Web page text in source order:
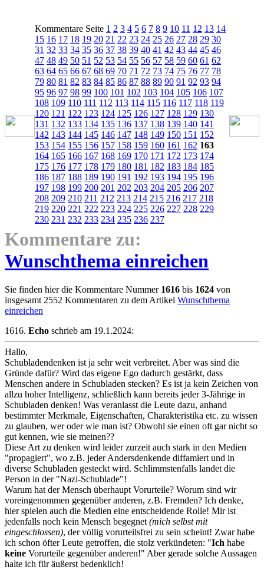
Kommentare Seite 1 2 3 4 5 6 7 8 9 10 11 12 13 14
15 16 17 18 19 20 21 22 23 24 25 26 27 28 29 30
31 32 33 34 35 36 37 38 39 40 41 42 43 44 45 46
47 48 49 50 51 52 53 54 55 56 57 58 59 60 61 62
63 64 65 66 67 68 69 70 71 72 73 74 75 76 77 78
79 80 81 82 83 84 85 86 87 88 89 90 91 92 93 94
95 96 97 98 99 100 101 102 103 104 105 106 107
108 109 110 111 112 113 114 115 116 117 118 119
120 121 122 123 124 125 126 127 128 129 130
131 132 133 134 135 136 137 138 139 140 141
142 143 144 145 146 147 148 149 150 151 152
153 154 155 156 157 158 159 160 161 162 163
164 165 166 167 168 169 170 171 172 173 174
175 176 177 178 179 180 181 182 183 184 185
186 187 188 189 190 191 192 193 194 195 196
197 198 199 200 201 202 203 204 205 206 207
208 209 210 211 212 213 214 215 216 217 218
219 220 221 222 223 224 225 226 227 228 229
230 231 232 233 234 235 236 237
Kommentare zu:
Wunschthema einreichen
Sie finden hier die Kommentare Nummer 1616 bis 1624 von
insgesamt 2552 Kommentaren zu dem Artikel Wunschthema
einreichen
1616. Echo schrieb am 19.1.2024:
Hallo,
Schubladendenken ist ja sehr weit verbreitet. Aber was sind die
Gründe dafür? Wird das eigene Ego dadurch gestärkt, dass
Menschen andere in Schubladen stecken? Es ist ja kein Zeichen von
allzu hoher Intelligenz, schließlich kann bereits jeder 3-Jährige in
Schubladen denken! Was veranlasst die Leute dazu, anhand
bestimmter Merkmale, Eigenschaften, Charakteristika etc. zu wissen
zu glauben, wer oder wie man ist? Obwohl sie einen oft gar nicht so
gut kennen, wie sie meinen??
Diese Art zu denken wird leider zurzeit auch stark in den Medien
"propagiert", wo z.B. jeder Andersdenkende diffamiert und in
diverse Schubladen gesteckt wird. Schlimmstenfalls landet die
Person in der "Nazi-Schublade"!
Warum hat der Mensch überhaupt Vorurteile? Worum sind wir
voreingenommen gegenüber anderen, z.B. Fremden? Ich denke,
hier spielen auch die Medien eine entscheidende Rolle! Mir ist
jedenfalls noch kein Mensch begegnet(mich selbst mit
eingeschlossen), der völlig vorurteilsfrei zu sein scheint! Zwar habe
ich schon öfter Leute getroffen, die stolz verkündeten: "Ich habe
keine Vorurteile gegenüber anderen!" Aber gerade solche Aussagen
halte ich für äußerst bedenklich!